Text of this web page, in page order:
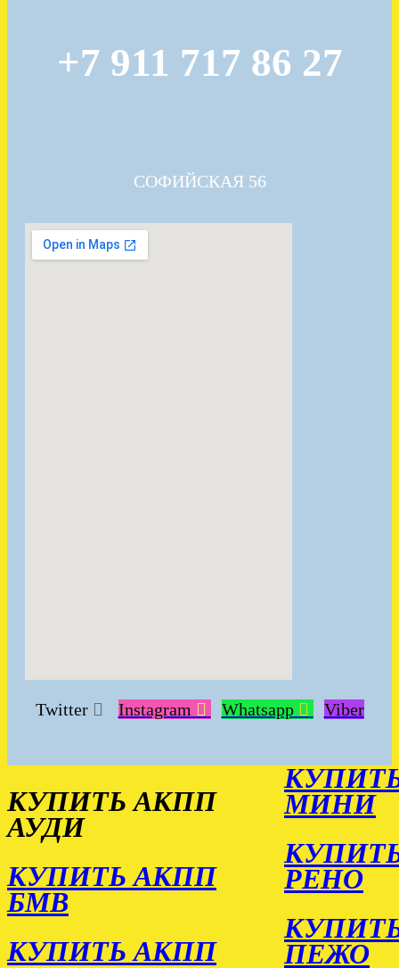
+7 911 717 86 27
СОФИЙСКАЯ 56
Twitter Instagram Whatsapp Viber
КУПИТЬ АКПП
АУДИ
КУПИТЬ АКПП
БМВ
КУПИТЬ АКПП
МИНИ
РЕНО
ПЕЖО